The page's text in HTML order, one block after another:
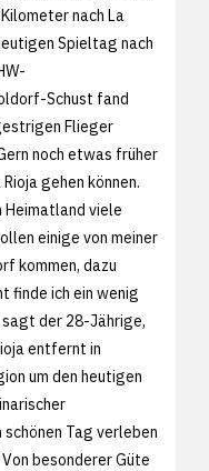
nach La
Spieltag nach
Schust fand
Flieger
noch etwas früher
gehen können.
Heimatland viele
einige von meiner
kommen, dazu
finde ich ein wenig
sagt der 28-Jährige,
entfernt in
um den heutigen
schönen Tag verleben
besonderer Güte